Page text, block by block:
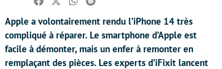
Facebook
TwitterWhatsapp
Reddit
Apple a volontairement rendu l’iPhone 14 très
compliqué à réparer. Le smartphone d’Apple est
facile à démonter, mais un enfer à remonter en
remplaçant des pièces. Les experts d’iFixit lancent